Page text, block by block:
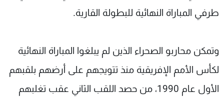
طرفي المباراة النهائية للبطولة القارية.
وتمكن محاربو الصحراء الذين لم يبلغوا المباراة النهائية
لكأس الأمم الإفريقية منذ تتويجهم على أرضهم بلقبهم
الأول عام 1990، من حصد اللقب الثاني عقب تغلبهم